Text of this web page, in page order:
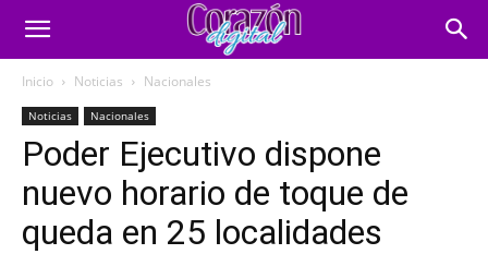
Inicio Noticias Nacionales
Noticias Nacionales
Poder Ejecutivo dispone
nuevo horario de toque de
queda en 25 localidades